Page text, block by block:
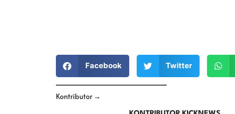
Facebook Twitter
Kontributor →